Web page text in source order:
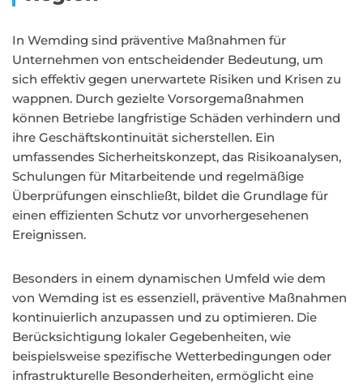
In Wemding sind präventive Maßnahmen für
Unternehmen von entscheidender Bedeutung, um
sich effektiv gegen unerwartete Risiken und Krisen zu
wappnen. Durch gezielte Vorsorgemaßnahmen
können Betriebe langfristige Schäden verhindern und
ihre Geschäftskontinuität sicherstellen. Ein
umfassendes Sicherheitskonzept, das Risikoanalysen,
Schulungen für Mitarbeitende und regelmäßige
Überprüfungen einschließt, bildet die Grundlage für
einen effizienten Schutz vor unvorhergesehenen
Ereignissen.
Besonders in einem dynamischen Umfeld wie dem
von Wemding ist es essenziell, präventive Maßnahmen
kontinuierlich anzupassen und zu optimieren. Die
Berücksichtigung lokaler Gegebenheiten, wie
beispielsweise spezifische Wetterbedingungen oder
infrastrukturelle Besonderheiten, ermöglicht eine